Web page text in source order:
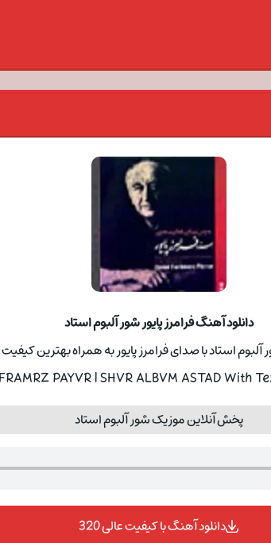
دانلود آهنگ فرامرز پایور شور آلبوم استاد
استاد با صدای فرامرز پایور به همراه بهترین کیفیت
PAYVR | SHVR ALBVM ASTAD With
پخش آنلاین موزیک شور آلبوم استاد
دانلود آهنگ با کیفیت عالی 320